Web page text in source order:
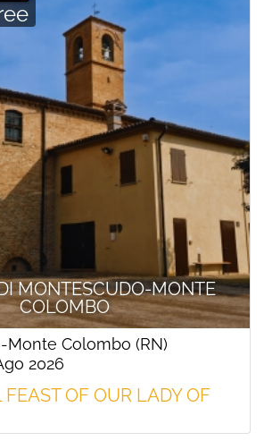
MONTESCUDO-MONTE
COLOMBO
Colombo (RN)
2026
OF OUR LADY OF